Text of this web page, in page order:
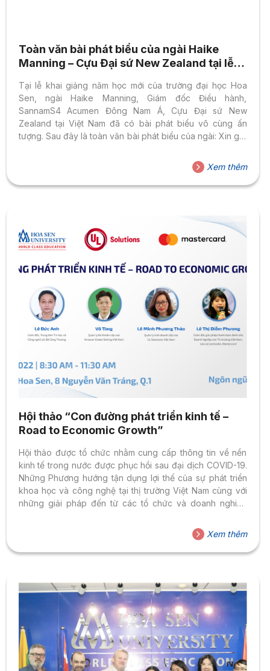
Toàn văn bài phát biểu của ngài Haike
Manning – Cựu Đại sứ New Zealand tại lễ
Tại lễ khai giảng năm học mới của trường đại học Hoa
Sen, ngài Haike Manning, Giám đốc Điều hành,
SannamS4 Acumen Đông Nam Á, Cựu Đại sứ New
Zealand tại Việt Nam đã có bài phát biểu vô cùng ấn
tượng. Sau đây là toàn văn bài phát biểu của ngài: Xin gửi
UBND TP.HCM, Bà Võ Thị Ngọc Thúy, Hiệu trưởng trường
ĐH Hoa Sen, toàn thể các giảng viên và nhân viên ĐH
Hoa Sen, Quý vị khách quý, các em học sinh và...
Xem thêm
Hội thảo “Con đường phát triển kinh tế –
Road to Economic Growth”
Hội thảo được tổ chức nhằm cung cấp thông tin về nền
kinh tế trong nước được phục hồi sau đại dịch COVID-19.
Những Phương hướng tận dụng lợi thế của sự phát triển
khoa học và công nghệ tại thị trường Việt Nam cùng với
những giải pháp đến từ các tổ chức và doanh nghiệp
doanh nghiệp vừa và nhỏ. Tất cả thông tin chia sẻ bởi
diễn giả từ HSU, Amazon, Meta, MoIT, Mastercard và UL
Solutions được tài trợ miễn phí. Thời gian: từ 8.30...
Xem thêm